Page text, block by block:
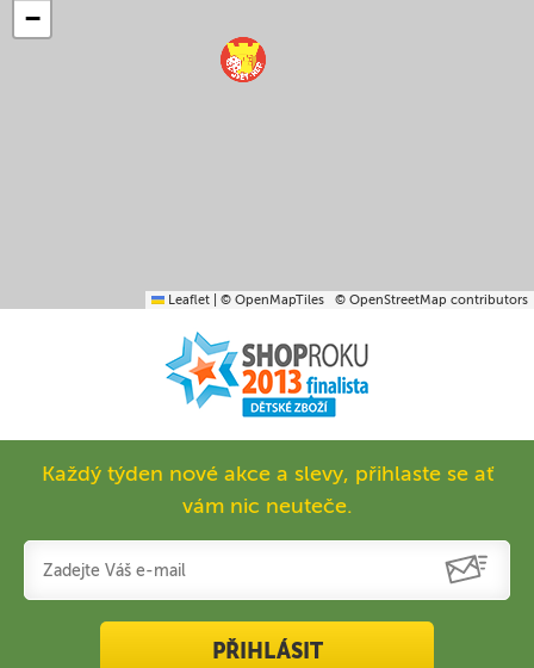
−
Leaflet © OpenMapTiles © OpenStreetMap contributors
Každý týden nové akce a slevy, přihlaste se ať
vám nic neuteče.
PŘIHLÁSIT